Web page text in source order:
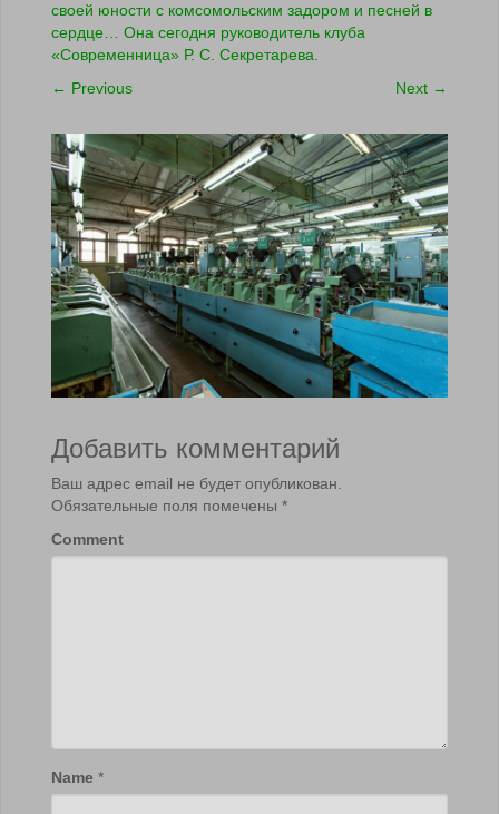
своей юности с комсомольским задором и песней в
сердце… Она сегодня руководитель клуба
«Современница» Р. С. Секретарева.
← Previous Next →
Добавить комментарий
Ваш адрес email не будет опубликован.
Обязательные поля помечены *
Comment
Name *